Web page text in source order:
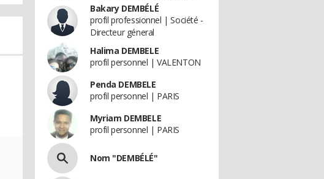
Bakary DEMBÉLÉ
profil professionnel | Société -
Directeur géneral
Halima DEMBELE
profil personnel | VALENTON
Penda DEMBELE
profil personnel | PARIS
Myriam DEMBELE
profil personnel | PARIS
Nom "DEMBÉLÉ"